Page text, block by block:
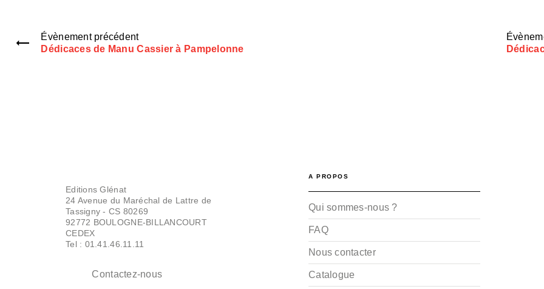
Évènement précédent
Dédicaces de Manu Cassier à Pampelonne
Editions Glénat
24 Avenue du Maréchal de Lattre de
Tassigny - CS 80269
92772 BOULOGNE-BILLANCOURT
CEDEX
Tel : 01.41.46.11.11
Contactez-nous
A PROPOS
Qui sommes-nous ?
FAQ
Nous contacter
Catalogue